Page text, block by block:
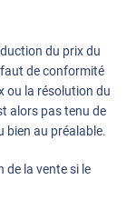
du prix du
de conformité
ou la résolution du
alors pas tenu de
bien au préalable.
de la vente si le